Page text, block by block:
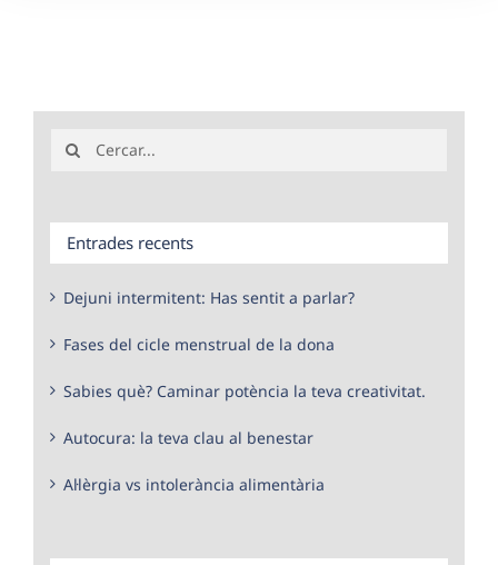
for:
Entrades recents
Dejuni intermitent: Has sentit a parlar?
Fases del cicle menstrual de la dona
Sabies què? Caminar potència la teva creativitat.
Autocura: la teva clau al benestar
Al·lèrgia vs intolerància alimentària